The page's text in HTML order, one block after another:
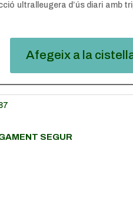
ultralleugera d’ús diari amb
Afegeix a la
SEGUR